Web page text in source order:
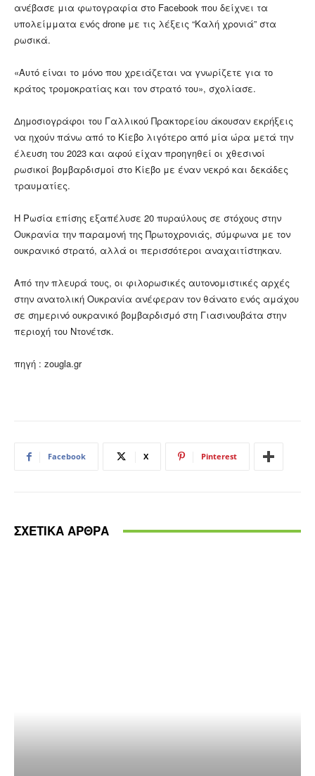
ανέβασε μια φωτογραφία στο Facebook που δείχνει τα
υπολείμματα ενός drone με τις λέξεις “Καλή χρονιά” στα
ρωσικά.
«Αυτό είναι το μόνο που χρειάζεται να γνωρίζετε για το
κράτος τρομοκρατίας και τον στρατό του», σχολίασε.
Δημοσιογράφοι του Γαλλικού Πρακτορείου άκουσαν εκρήξεις
να ηχούν πάνω από το Κίεβο λιγότερο από μία ώρα μετά την
έλευση του 2023 και αφού είχαν προηγηθεί οι χθεσινοί
ρωσικοί βομβαρδισμοί στο Κίεβο με έναν νεκρό και δεκάδες
τραυματίες.
Η Ρωσία επίσης εξαπέλυσε 20 πυραύλους σε στόχους στην
Ουκρανία την παραμονή της Πρωτοχρονιάς, σύμφωνα με τον
ουκρανικό στρατό, αλλά οι περισσότεροι αναχαιτίστηκαν.
Από την πλευρά τους, οι φιλορωσικές αυτονομιστικές αρχές
στην ανατολική Ουκρανία ανέφεραν τον θάνατο ενός αμάχου
σε σημερινό ουκρανικό βομβαρδισμό στη Γιασινουβάτα στην
περιοχή του Ντονέτσκ.
πηγή : zougla.gr
Facebook X Pinterest
ΣΧΕΤΙΚΑ ΑΡΘΡΑ